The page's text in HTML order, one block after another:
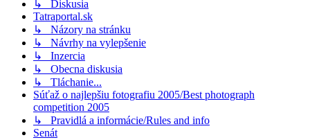
↳ Diskusia
Tatraportal.sk
↳ Názory na stránku
↳ Návrhy na vylepšenie
↳ Inzercia
↳ Obecna diskusia
↳ Tláchanie...
Súťaž o najlepšiu fotografiu 2005/Best photograph
competition 2005
↳ Pravidlá a informácie/Rules and info
Senát